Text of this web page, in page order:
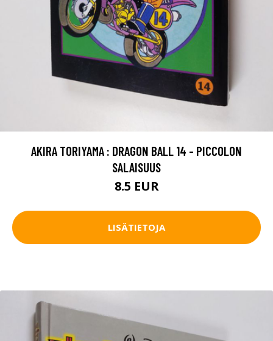
AKIRA TORIYAMA : DRAGON BALL 14 - PICCOLON
SALAISUUS
8.5 EUR
LISÄTIETOJA